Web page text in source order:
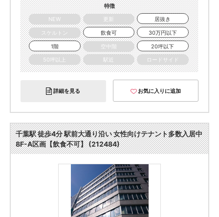
特徴
NEW
更新
居抜き
スケルトン
飲食可
30万円以下
1階
空中階
20坪以下
50坪以上
駅近 ロードサイド
詳細を見る お気に入りに追加
千葉駅 徒歩4分 駅前大通り沿い 女性向けテナント多数入居中
8F-A区画【飲食不可】 (212484)